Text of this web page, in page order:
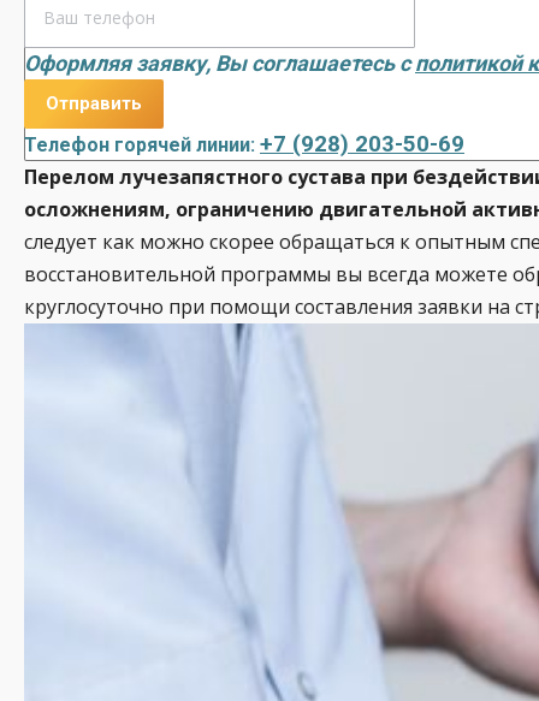
Оформляя заявку, Вы соглашаетесь сполитикой
Телефон горячей линии: +7 (928) 203-50-69
Перелом лучезапястного сустава при
осложнениям, ограничению двигательной
следует как можно скорее обращаться к опытным
восстановительной программы вы всегда можете
круглосуточно при помощи составления заявки на